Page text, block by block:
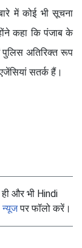
में कोई भी सूचना
कहा कि पंजाब के
पुलिस अतिरिक्त रूप
सतर्क हैं।
और भी Hindi
पर फॉलो करें।